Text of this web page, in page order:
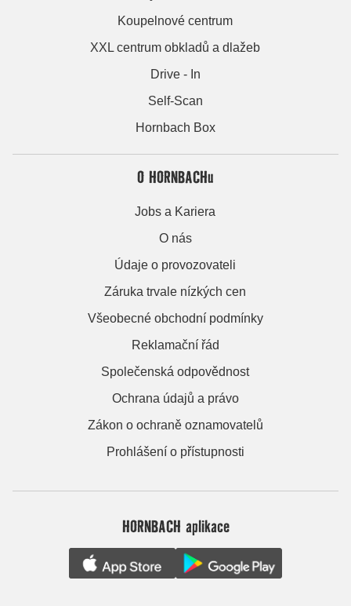
Koupelnové centrum
XXL centrum obkladů a dlažeb
Drive - In
Self-Scan
Hornbach Box
O HORNBACHu
Jobs a Kariera
O nás
Údaje o provozovateli
Záruka trvale nízkých cen
Všeobecné obchodní podmínky
Reklamační řád
Společenská odpovědnost
Ochrana údajů a právo
Zákon o ochraně oznamovatelů
Prohlášení o přístupnosti
HORNBACH aplikace